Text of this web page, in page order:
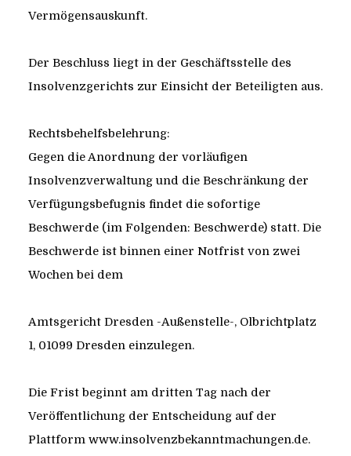
Vermögensauskunft.
Der Beschluss liegt in der Geschäftsstelle des
Insolvenzgerichts zur Einsicht der Beteiligten aus.
Rechtsbehelfsbelehrung:
Gegen die Anordnung der vorläufigen
Insolvenzverwaltung und die Beschränkung der
Verfügungsbefugnis findet die sofortige
Beschwerde (im Folgenden: Beschwerde) statt. Die
Beschwerde ist binnen einer Notfrist von zwei
Wochen bei dem
Amtsgericht Dresden -Außenstelle-, Olbrichtplatz
1, 01099 Dresden einzulegen.
Die Frist beginnt am dritten Tag nach der
Veröffentlichung der Entscheidung auf der
Plattform www.insolvenzbekanntmachungen.de.